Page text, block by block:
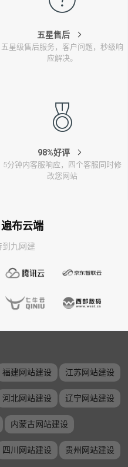
五星售后
五星级售后服务，客户问题，秒级响
应解决。
98%好评
5分钟内客服响应，四个客服同时修
改您网站
布云端
九网建
福建网站建设 江苏网站建设
河北网站建设 辽宁网站建设
内蒙古网站建设
四川网站建设 贵州网站建设